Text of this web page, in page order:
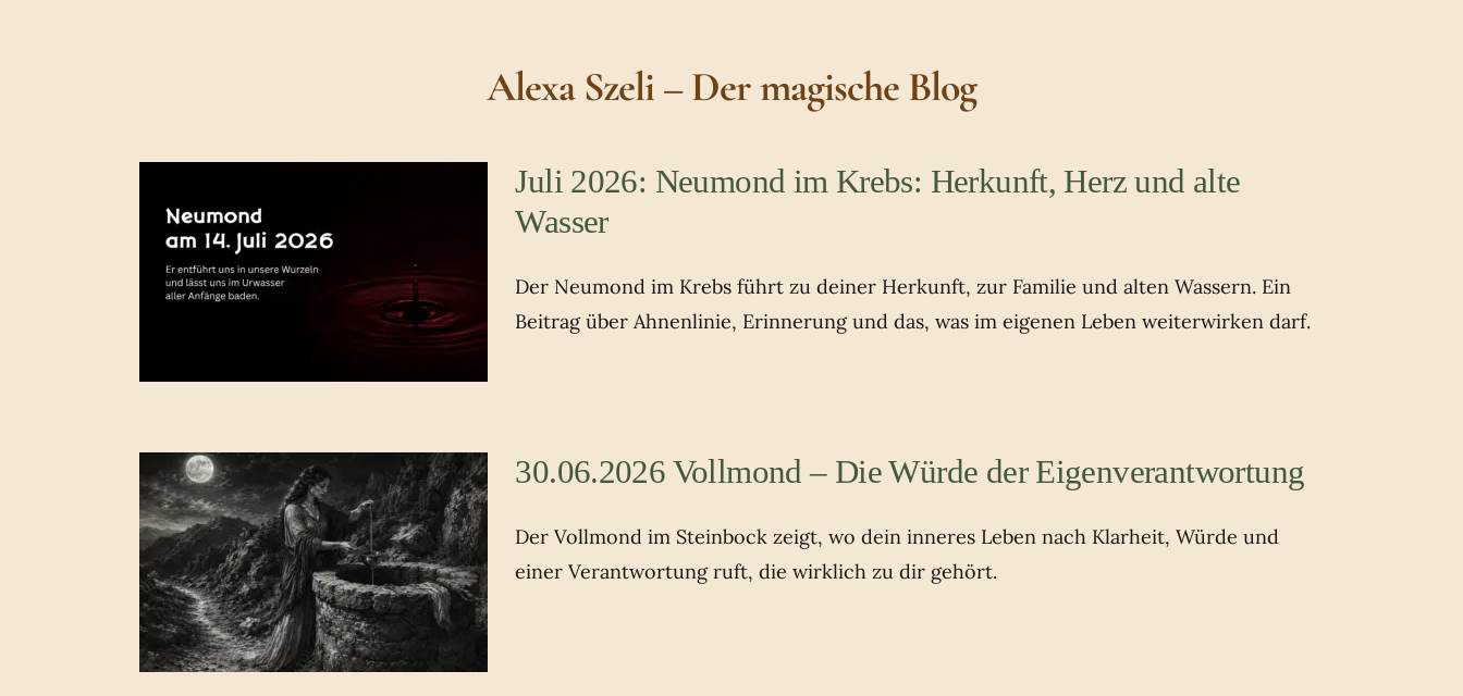
Alexa Szeli – Der magische Blog
Juli 2026: Neumond im Krebs: Herkunft, Herz und alte
Wasser
Der Neumond im Krebs führt zu deiner Herkunft, zur Familie und alten Wassern. Ein
Beitrag über Ahnenlinie, Erinnerung und das, was im eigenen Leben weiterwirken darf.
30.06.2026 Vollmond – Die Würde der Eigenverantwortung
Der Vollmond im Steinbock zeigt, wo dein inneres Leben nach Klarheit, Würde und
einer Verantwortung ruft, die wirklich zu dir gehört.